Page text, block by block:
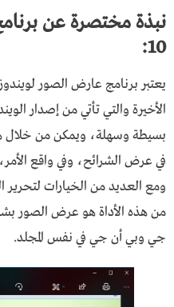
نبذة مختصرة عن
10
:
الأخيرة والتي تأتي من إصدار
بسيطة وسهلة، ويمكن من خلال
في عرض الشرائح، وفي واقع
ومع العديد من الخيارات
من هذه الأداة هو عرض الصور
جي وبي أن جي في نفس المجلد.